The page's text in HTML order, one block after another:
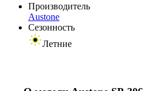
Производитель
Austone
Сезонность
Летние